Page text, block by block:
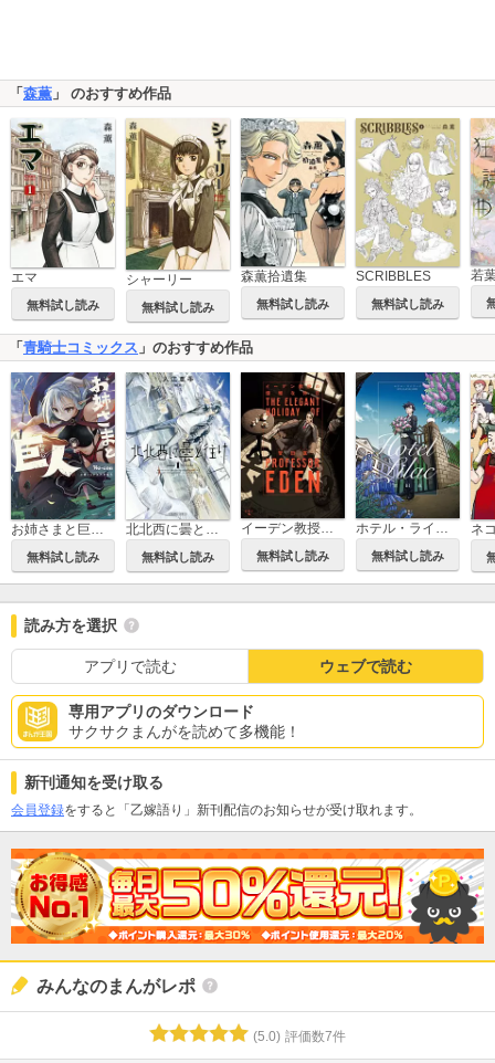
「 森薫 」 のおすすめ作品
エマ
無料試し読み
シャーリー
無料試し読み
森薫拾遺集
無料試し読み
SCRIBBLES
無料試し読み
若
「青騎士コミックス 」のおすすめ作品
お姉さまと巨人 お嬢さまが異世界転生
無料試し読み
北北西に曇と往け
無料試し読み
イーデン教授の優雅な休日
無料試し読み
ホテル・ライラック
無料試し読み
読み方を選択
アプリで読む ウェブで読む
専用アプリのダウンロード
サクサクまんがを読めて多機能！
新刊通知を受け取る
会員登録をすると「乙嫁語り」新刊配信のお知らせが受け取れます。
みんなのまんがレポ
(5.0) 評価数7件